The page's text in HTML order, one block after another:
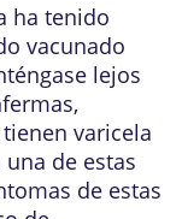
ha tenido
vacunado
lejos
varicela
de estas
de estas